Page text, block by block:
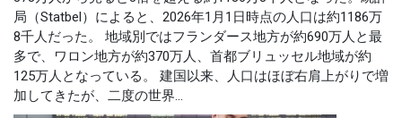
局（Statbel）によると、2026年1月1日時点の人口は約1186万
8千人だった。 地域別ではフランダース地方が約690万人と最
多で、ワロン地方が約370万人、首都ブリュッセル地域が約
125万人となっている。 建国以来、人口はほぼ右肩上がりで増
加してきたが、二度の世界...